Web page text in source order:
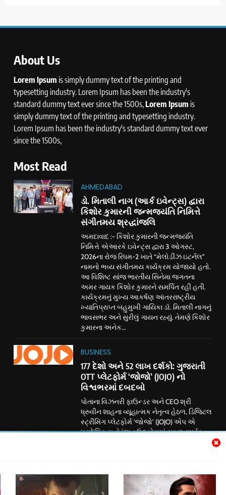
About Us
Lorem Ipsum is simply dummy text of the printing and
typesetting industry. Lorem Ipsum has been the industry's
standard dummy text ever since the 1500s,Lorem Ipsum is
simply dummy text of the printing and typesetting industry.
Lorem Ipsum has been the industry's standard dummy text ever
since the 1500s,
Most Read
AHMEDABAD
ડો. મિતાલી નાગ (આર્ક ઇવેન્ટ્સ) દ્વારા
કિશોર કુમારની જન્મજયંતિ નિમિત્તે
સંગીતમય શ્રદ્ધાંજલિ
અમદાવાદ :- કિશોર કુમારની જન્મજયંતિ
નિમિત્તે એઆરકે ઇવેન્ટ્સ દ્વારા 3 ઓગસ્ટ,
2026ના રોજ રિધમ-2 ખાતે “મેલોડીઝ ઇટર્નલ”
નામનો ભવ્ય સંગીતમય કાર્યક્રમ યોજાયો હતો.
આ વિશિષ્ટ સાંજ ભારતીય સિનેમા જગતના
અમર ગાયક કિશોર કુમારને સમર્પિત રહી હતી.
કાર્યક્રમનું મુખ્ય આકર્ષણ આંતરરાષ્ટ્રીય
ખ્યાતિપ્રાપ્ત બહુમુખી ગાયિકા ડૉ. મિતાલી નાગનું
ભાવસભર અને સુરીલું ગાયન રહ્યું. તેમણે કિશોર
કુમારના અનેક...
BUSINESS
177 દેશો અને 52 લાખ દર્શકો: ગુજરાતી
OTT પ્લેટફોર્મ ‘જોજો’ (JOJO) નો
વિશ્વભરમાં દબદબો
પોતાના વિઝનરી ફાઉન્ડર અને CEO શ્રી
ધ્રુવીન શાહના વ્યૂહાત્મક નેતૃત્વ હેઠળ, ડિજિટલ
સ્ટ્રીમિંગ પ્લેટફોર્મ ‘જોજો’ (JOJO) એપ એ
પ્રાદેશિક મનોરંજન ઉદ્યોગમાં સફળતાપૂર્વક
અંતરને ઝડપથી દૂર કર્યું છે. હાલમાં BSE પર
લિસ્ટ ધરાવતી કંપની ‘જોજો...